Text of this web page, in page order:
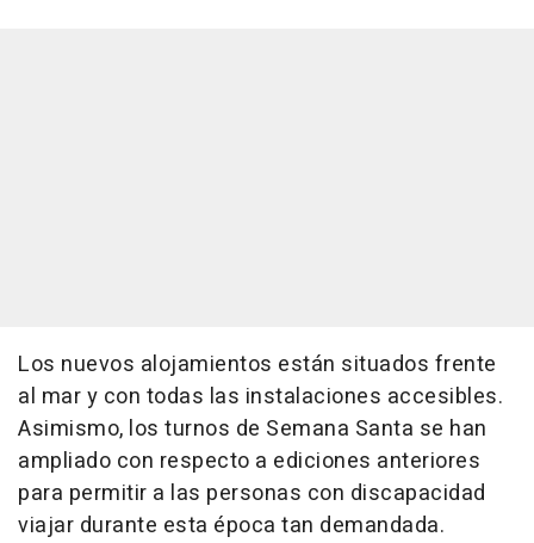
Los nuevos alojamientos están situados frente
al mar y con todas las instalaciones accesibles.
Asimismo, los turnos de Semana Santa se han
ampliado con respecto a ediciones anteriores
para permitir a las personas con discapacidad
viajar durante esta época tan demandada.